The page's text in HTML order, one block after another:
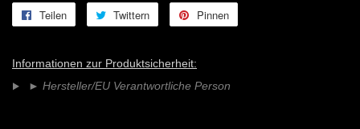
Teilen
teilen
Twittern
twittern
Pinnen
Informationen zur Produktsicherheit:
► Hersteller/EU Verantwortliche Person